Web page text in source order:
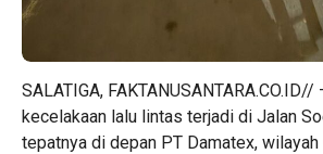
SALATIGA,
kecelakaan lalu lintas terjadi di Jalan
tepatnya di depan PT Damatex, wilayah